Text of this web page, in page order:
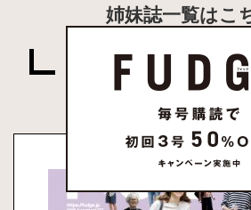
姉妹誌一覧はこ
PRESENT &